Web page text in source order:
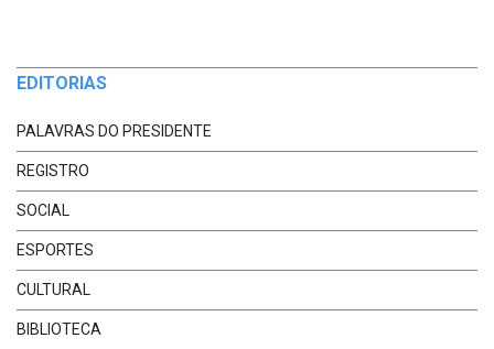
EDITORIAS
PALAVRAS DO PRESIDENTE
REGISTRO
SOCIAL
ESPORTES
CULTURAL
BIBLIOTECA